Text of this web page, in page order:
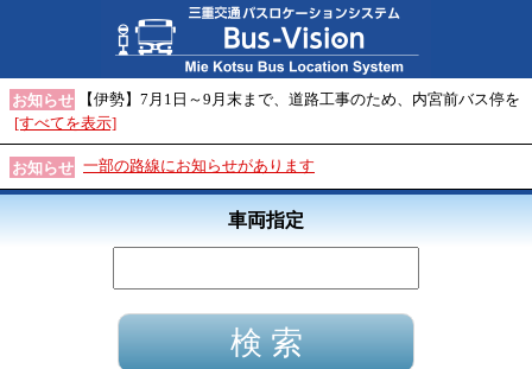
お知らせ
【伊勢】7月1日～9月末まで、道路工事のため、内宮前バス停を
[すべてを表示]
お知らせ 一部の路線にお知らせがあります
車両指定